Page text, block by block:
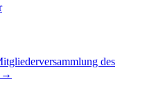
des
→